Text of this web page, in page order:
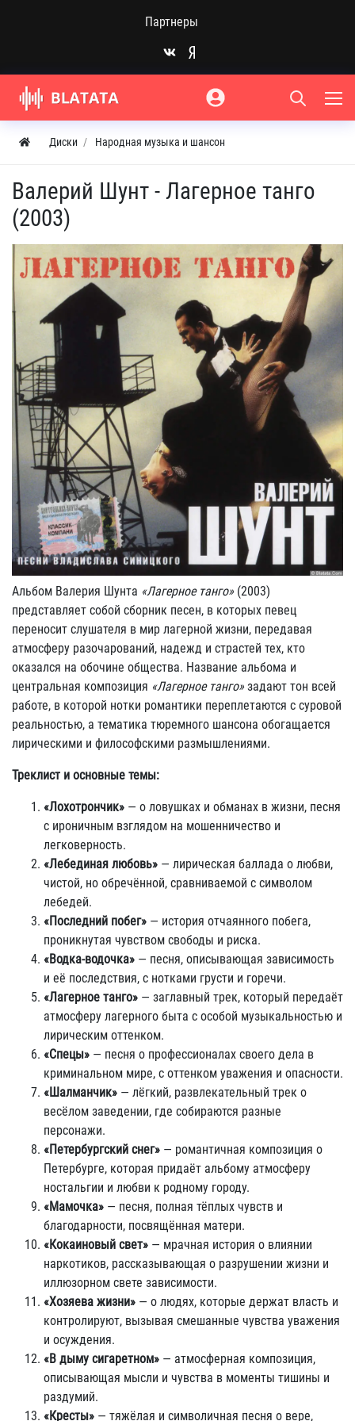
Партнеры
Диски Народная музыка и шансон
Валерий Шунт - Лагерное танго
(2003)
Альбом Валерия Шунта «Лагерное танго»(2003)
представляет собой сборник песен, в которых певец
переносит слушателя в мир лагерной жизни, передавая
атмосферу разочарований, надежд и страстей тех, кто
оказался на обочине общества. Название альбома и
центральная композиция «Лагерное танго»задают тон всей
работе, в которой нотки романтики переплетаются с суровой
реальностью, а тематика тюремного шансона обогащается
лирическими и философскими размышлениями.
Треклист и основные темы:
«Лохотрончик» — о ловушках и обманах в жизни, песня
с ироничным взглядом на мошенничество и
легковерность.
«Лебединая любовь» — лирическая баллада о любви,
чистой, но обречённой, сравниваемой с символом
лебедей.
«Последний побег» — история отчаянного побега,
проникнутая чувством свободы и риска.
«Водка-водочка» — песня, описывающая зависимость
и её последствия, с нотками грусти и горечи.
«Лагерное танго» — заглавный трек, который передаёт
атмосферу лагерного быта с особой музыкальностью и
лирическим оттенком.
«Спецы» — песня о профессионалах своего дела в
криминальном мире, с оттенком уважения и опасности.
«Шалманчик» — лёгкий, развлекательный трек о
весёлом заведении, где собираются разные
персонажи.
«Петербургский снег» — романтичная композиция о
Петербурге, которая придаёт альбому атмосферу
ностальгии и любви к родному городу.
«Мамочка» — песня, полная тёплых чувств и
благодарности, посвящённая матери.
«Кокаиновый свет» — мрачная история о влиянии
наркотиков, рассказывающая о разрушении жизни и
иллюзорном свете зависимости.
«Хозяева жизни» — о людях, которые держат власть и
контролируют, вызывая смешанные чувства уважения
и осуждения.
«В дыму сигаретном» — атмосферная композиция,
описывающая мысли и чувства в моменты тишины и
раздумий.
«Кресты» — тяжёлая и символичная песня о вере,